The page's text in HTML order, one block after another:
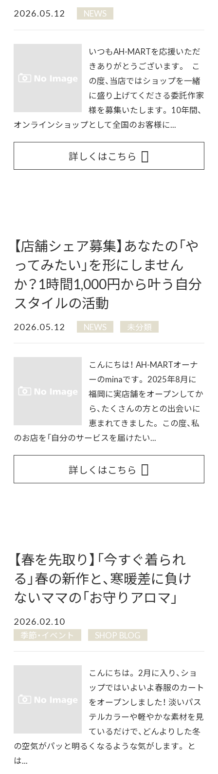
2026.05.12 NEWS
いつもAH-MARTを応援いただ
きありがとうございます。 こ
の度、当店ではショップを一緒
に盛り上げてくださる委託作家
様を募集いたします。 10年間、
オンラインショップとして全国のお客様に...
詳しくはこちら
【店舗シェア募集】あなたの「や
ってみたい」を形にしません
か？1時間1,000円から叶う自分
スタイルの活動
2026.05.12 NEWS 未分類
こんにちは！ AH-MARTオーナ
ーのminaです。 2025年8月に
福岡に実店舗をオープンしてか
ら、たくさんの方との出会いに
恵まれてきました。 この度、私
のお店を「自分のサービスを届けたい...
詳しくはこちら
【春を先取り】「今すぐ着られ
る」春の新作と、寒暖差に負け
ないママの「お守りアロマ」
2026.02.10
季節・イベント SHOP BLOG
こんにちは。 2月に入り、ショ
ップではいよいよ春服のカート
をオープンしました！ 淡いパス
テルカラーや軽やかな素材を見
ているだけで、どんよりした冬
の空気がパッと明るくなるような気がします。 と
は...